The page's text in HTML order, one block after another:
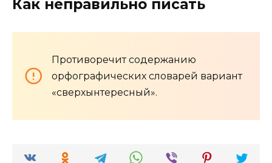
Как неправильно писать
Противоречит содержанию
орфографических словарей вариант
«сверхынтересный».